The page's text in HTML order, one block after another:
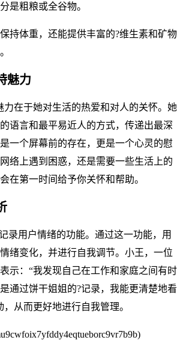
是粗粮或全谷物。
持体重，还能提供丰富的?维生素和矿物
魅力
力在于她对生活的热爱和对人的关怀。她
语言和最平易近人的方式，传递出最深
一个屏幕前的存在，更是一个心灵的慰
络上遇到困惑，还是需要一些生活上的
在第一时间给予你关怀和帮助。
录用户情绪的功能。通过这一功能，用
绪变化，并进行自我调节。小王，一位
示：“我发现自己在工作和家庭之间有时
通过饼干姐姐的?记录，我能更清楚地看
从而更好地进行自我管理。